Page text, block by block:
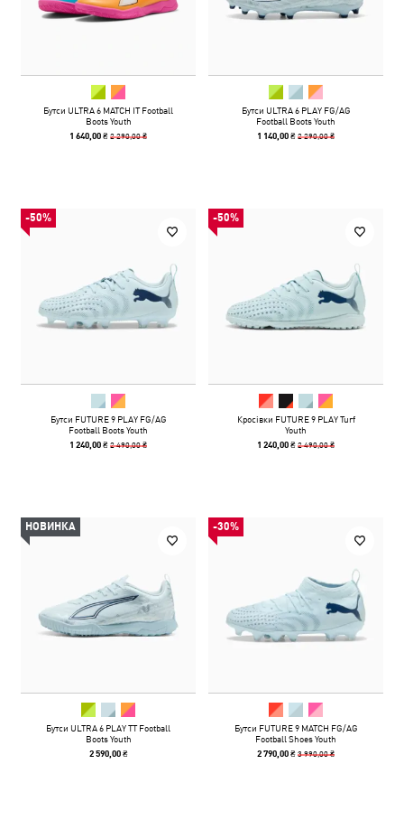
Бутси ULTRA 6 MATCH IT Football
Boots Youth
1 640,00 ₴2 290,00 ₴
Бутси ULTRA 6 PLAY FG/AG
Football Boots Youth
1 140,00 ₴2 290,00 ₴
-50%
Бутси FUTURE 9 PLAY FG/AG
Football Boots Youth
1 240,00 ₴2 490,00 ₴
-50%
Кросівки FUTURE 9 PLAY Turf
Youth
1 240,00 ₴2 490,00 ₴
НОВИНКА
Бутси ULTRA 6 PLAY TT Football
Boots Youth
2 590,00 ₴
-30%
Бутси FUTURE 9 MATCH FG/AG
Football Shoes Youth
2 790,00 ₴3 990,00 ₴